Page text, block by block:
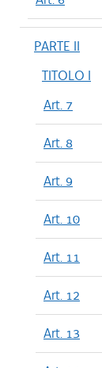
PARTE II
TITOLO I
Art. 7
Art. 8
Art. 9
Art. 10
Art. 11
Art. 12
Art. 13